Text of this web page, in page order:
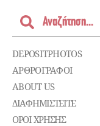
DEPOSITPHOTOS
ΑΡΘΡΟΓΡΑΦΟΙ
ABOUT US
ΔΙΑΦΗΜΙΣΤΕΊΤΕ
ΌΡΟΙ ΧΡΉΣΗΣ